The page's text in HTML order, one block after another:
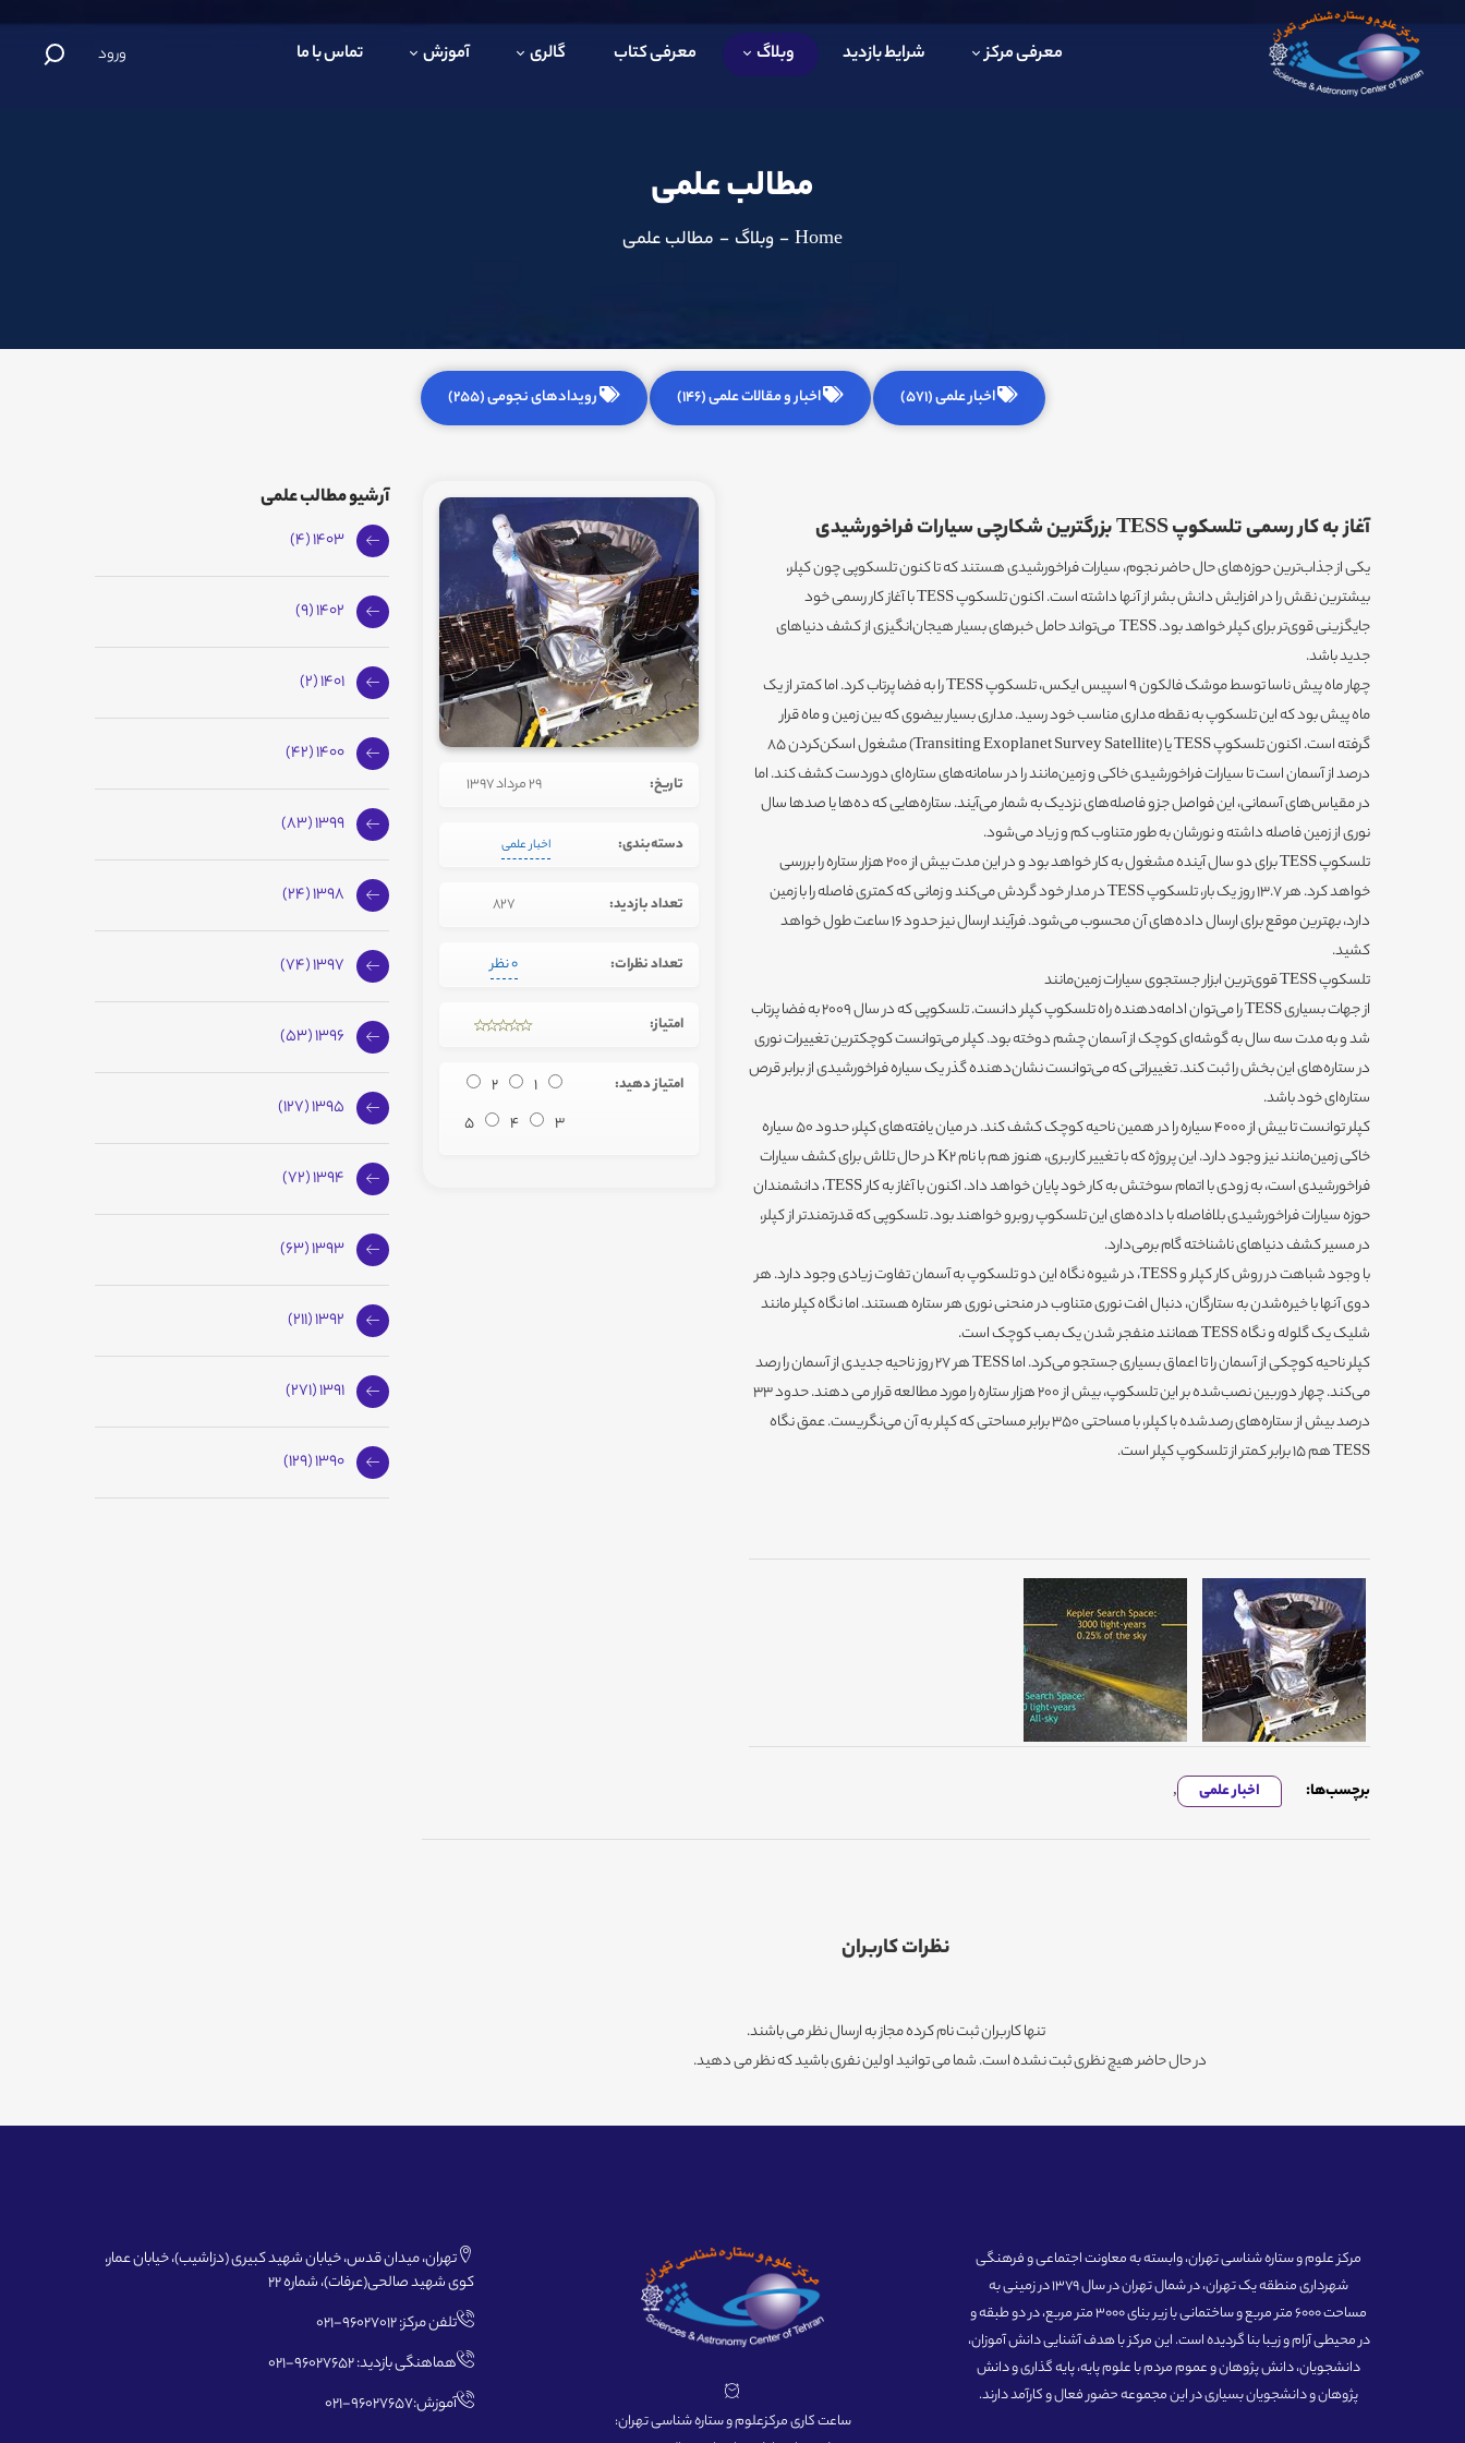
معرفی مرکز شرایط بازدید وبلاگ معرفی کتاب گالری آموزش تماس با ما ورود
مطالب علمی
Home
- وبلاگ - مطالب علمی
اخبار علمی (571) اخبار و مقالات علمی (146) رویدادهای نجومی (255)
آغاز به کار رسمی تلسکوپ TESS بزرگترین شکارچی سیارات فراخورشیدی
یکی از جذاب‌ترین حوزه‌های حال حاضر نجوم، سیارات فراخورشیدی هستند که تا کنون تلسکوپی چون کپلر،
بیشترین نقش را در افزایش دانش بشر از آنها داشته است. اکنون تلسکوپ TESS با آغاز کار رسمی خود
جایگزینی قوی‌تر برای کپلر خواهد بود. TESS می‌تواند حامل خبرهای بسیار هیجان‌انگیزی از کشف دنیاهای
جدید باشد.
چهار ماه پیش ناسا توسط موشک فالکون 9 اسپیس ایکس، تلسکوپ TESS را به فضا پرتاب کرد. اما کمتر از یک
ماه پیش بود که این تلسکوپ به نقطه مداری مناسب خود رسید. مداری بسیار بیضوی که بین زمین و ماه قرار
گرفته است. اکنون تلسکوپ TESS یا (Transiting Exoplanet Survey Satellite) مشغول اسکن‌کردن 85
درصد از آسمان است تا سیارات فراخورشیدی خاکی و زمین‌مانند را در سامانه‌های ستاره‌ای دوردست کشف کند. اما
در مقیاس‌های آسمانی، این فواصل جزو فاصله‌های نزدیک به شمار می‌آیند. ستاره‌هایی که ده‌ها یا صدها سال
نوری از زمین فاصله داشته و نورشان به طور متناوب کم و زیاد می‌شود.
تلسکوپ TESS برای دو سال آینده مشغول به کار خواهد بود و در این مدت بیش از 200 هزار ستاره را بررسی
خواهد کرد. هر 13.7 روز یک بار، تلسکوپ TESS در مدار خود گردش می‌کند و زمانی که کمتری فاصله را با زمین
دارد، بهترین موقع برای ارسال داده‌های آن محسوب می‌شود. فرآیند ارسال نیز حدود 16 ساعت طول خواهد
کشید.
تلسکوپ TESS قوی‌ترین ابزار جستجوی سیارات زمین‌مانند
از جهات بسیاری TESS را می‌توان ادامه‌دهنده راه تلسکوپ کپلر دانست. تلسکوپی که در سال 2009 به فضا پرتاب
شد و به مدت سه سال به گوشه‌ای کوچک از آسمان چشم دوخته بود. کپلر می‌توانست کوچکترین تغییرات نوری
در ستاره‌های این بخش را ثبت کند. تغییراتی که می‌توانست نشان‌دهنده گذر یک سیاره فراخورشیدی از برابر قرص
ستاره‌ای خود باشد.
کپلر توانست تا بیش از 4000 سیاره را در همین ناحیه کوچک کشف کند. در میان یافته‌های کپلر، حدود 50 سیاره
خاکی زمین‌‌مانند نیز وجود دارد. این پروژه که با تغییر کاربری، هنوز هم با نام K2 در حال تلاش برای کشف سیارات
فراخورشیدی است، به زودی با اتمام سوختش به کار خود پایان خواهد داد. اکنون با آغاز به کار TESS، دانشمندان
حوزه سیارات فراخورشیدی بلافاصله با داده‌های این تلسکوپ روبرو خواهند بود. تلسکوپی که قدرتمندتر از کپلر،
در مسیر کشف دنیاهای ناشناخته گام برمی‌دارد.
با وجود شباهت در روش کار کپلر و TESS، در شیوه نگاه این دو تلسکوپ به آسمان تفاوت زیادی وجود دارد. هر
دوی آنها با خیره‌شدن به ستارگان، دنبال افت نوری متناوب در منحنی نوری هر ستاره هستند. اما نگاه کپلر مانند
شلیک یک گلوله و نگاه TESS همانند منفجر شدن یک بمب کوچک است.
کپلر ناحیه کوچکی از آسمان را تا اعماق بسیاری جستجو می‌کرد. اما TESS هر 27 روز ناحیه جدیدی از آسمان را رصد
می‌کند. چهار دوربین نصب‌شده بر این تلسکوپ، بیش از 200 هزار ستاره را مورد مطالعه قرار می‌ دهند. حدود 33
درصد بیش از ستاره‌های رصدشده با کپلر، با مساحتی 350 برابر مساحتی که کپلر به آن می‌نگریست. عمق نگاه
TESS هم 15 برابر کمتر از تلسکوپ کپلر است.
برچسب‌ها: اخبار علمی ,
تاریخ: 29 مرداد 1397
دسته‌بندی: اخبار علمی
تعداد بازدید: 827
تعداد نظرات: 0 نظر
امتیاز:
امتیاز دهید: 1
2
3
4
5
نظرات کاربران
تنها کاربران ثبت نام کرده مجاز به ارسال نظر می باشند.
در حال حاضر هیچ نظری ثبت نشده است. شما می توانید اولین نفری باشید که نظر می دهید.
آرشیو مطالب علمی
1403 (4)
1402 (9)
1401 (2)
1400 (42)
1399 (83)
1398 (24)
1397 (74)
1396 (53)
1395 (127)
1394 (72)
1393 (63)
1392 (211)
1391 (271)
1390 (129)
مرکز علوم و ستاره شناسی تهران، وابسته به معاونت اجتماعی و فرهنگی
شهرداری منطقه یک تهران، در شمال تهران در سال 1379 در زمینی به
مساحت 6000 متر مربع و ساختمانی با زیر بنای 3000 متر مربع، در دو طبقه و
در محیطی آرام و زیبا بنا گردیده است. این مرکز با هدف آشنایی دانش آموزان،
دانشجویان، دانش پژوهان و عموم مردم با علوم پایه، پایه گذاری و دانش
پژوهان و دانشجویان بسیاری در این مجموعه حضور فعال و کارآمد دارند.
ساعت کاری مرکزعلوم و ستاره شناسی تهران:
تهران، میدان قدس، خیابان شهید کبیری (دزاشیب)، خیابان عمار،
کوی شهید صالحی(عرفات)، شماره 22
تلفن مرکز: 96027012-021
هماهنگی بازدید: 96027652-021
آموزش:96027657-021